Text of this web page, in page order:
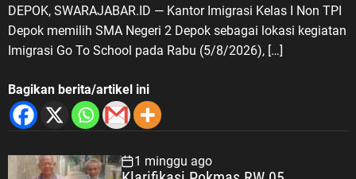
DEPOK, SWARAJABAR.ID — Kantor Imigrasi Kelas I Non TPI
Depok memilih SMA Negeri 2 Depok sebagai lokasi kegiatan
Imigrasi Go To School pada Rabu (5/8/2026), […]
Bagikan berita/artikel ini
1 minggu ago